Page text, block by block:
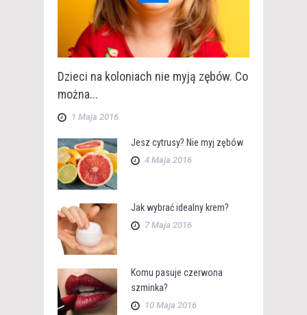
Dzieci na koloniach nie myją zębów. Co
można...
1 Maja 2016
Jesz cytrusy? Nie myj zębów
4 Maja 2016
Jak wybrać idealny krem?
7 Maja 2016
Komu pasuje czerwona
szminka?
10 Maja 2016